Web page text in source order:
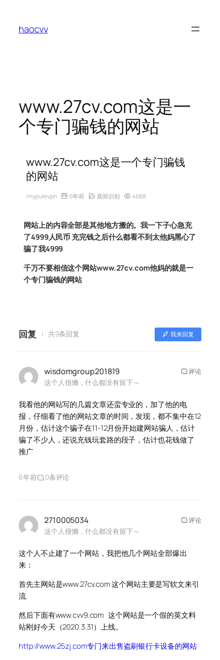
haocvv
www.27cv.com这是一
个专门骗钱的网站
www.27cv.com这是一个专门骗钱
的网站
imypurevpn 6年前 真假识别 4688
网站上的内容全部是其他地方搬的。我一下子心急充
了4999人民币 充完钱之后什么都看不到太他妈黑心了
骗了我4999
千万不要相信这个网站www.27cv.com他妈的就是一
个专门骗钱的网站
回复 共9条回复 我来回复
wisdomgroup201819
这个人很懒，什么都没有留下～
评论
我看他的网站写的几篇文章还蛮专业的，加了他的电
报，仔细看了他的网站文章的时间，发现，都不集中在12
月份，估计这个骗子在11-12月份开始建网站骗人，估计
骗了不少人，还说充钱玩套路的段子，估计也花钱做了
推广
6年前 0条评论
2710005034
这个人很懒，什么都没有留下～
评论
这个人不止建了一个网站，我把他几个网站全部爆出
来：
首先主网站是www.27cv.com 这个网站主要是写软文来引
流.
然后下面有www.cvv9.com 这个网站是一个假的英文料
站刚好今天（2020.3.31）上线。
http://www.25zj.com专门来出售盗刷银行卡设备的网站